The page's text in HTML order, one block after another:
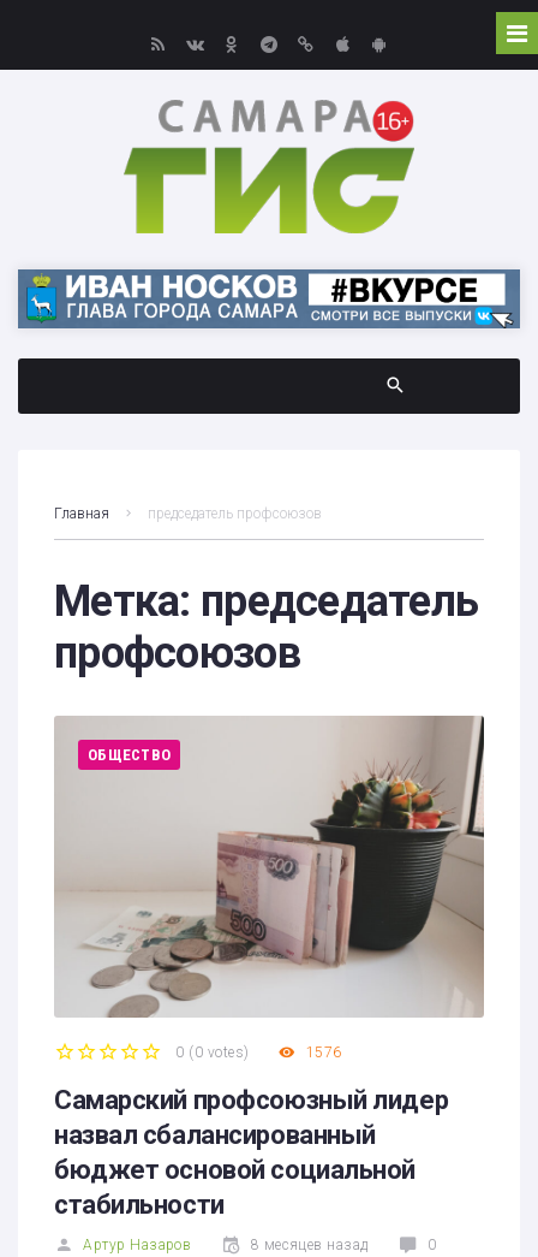
Главная председатель профсоюзов
Метка: председатель
профсоюзов
ОБЩЕСТВО
0 (0 votes) 1576
Самарский профсоюзный лидер
назвал сбалансированный
бюджет основой социальной
стабильности
Артур Назаров 8 месяцев назад 0